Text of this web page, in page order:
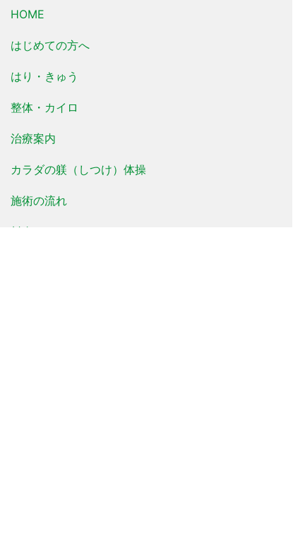
HOME
はじめての方へ
はり・きゅう
整体・カイロ
治療案内
カラダの躾（しつけ）体操
施術の流れ
料金について